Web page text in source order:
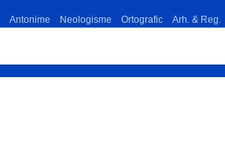
Antonime Neologisme Ortografic Arh. & Reg.